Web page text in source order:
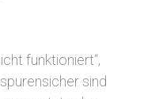
funktioniert“,
sind